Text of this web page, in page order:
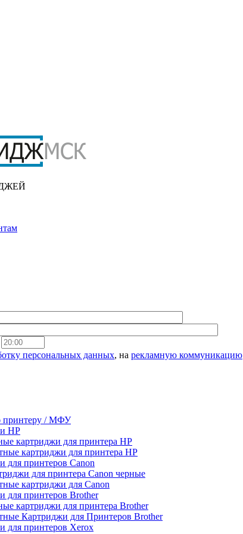
персональных данных, на рекламную коммуникацию
принтеру / МФУ
HP
картриджи для принтера HP
картриджи для принтера HP
для принтеров Сanon
для принтера Сanon черные
картриджи для Сanon
для принтеров Brother
картриджи для принтера Brother
Картриджи для Принтеров Brother
для принтеров Xerox